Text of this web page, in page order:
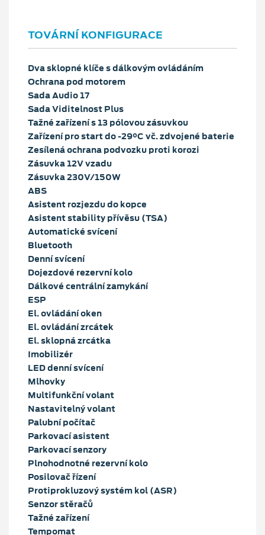
TOVÁRNÍ KONFIGURACE
Dva sklopné klíče s dálkovým ovládáním
Ochrana pod motorem
Sada Audio 17
Sada Viditelnost Plus
Tažné zařízení s 13 pólovou zásuvkou
Zařízení pro start do -29°C vč. zdvojené baterie
Zesílená ochrana podvozku proti korozi
Zásuvka 12V vzadu
Zásuvka 230V/150W
ABS
Asistent rozjezdu do kopce
Asistent stability přívěsu (TSA)
Automatické svícení
Bluetooth
Denní svícení
Dojezdové rezervní kolo
Dálkové centrální zamykání
ESP
El. ovládání oken
El. ovládání zrcátek
El. sklopná zrcátka
Imobilizér
LED denní svícení
Mlhovky
Multifunkční volant
Nastavitelný volant
Palubní počítač
Parkovací asistent
Parkovací senzory
Plnohodnotné rezervní kolo
Posilovač řízení
Protiprokluzový systém kol (ASR)
Senzor stěračů
Tažné zařízení
Tempomat